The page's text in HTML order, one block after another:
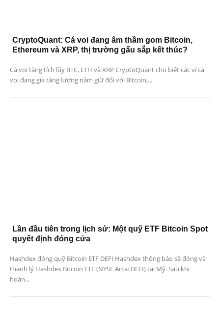
CryptoQuant: Cá voi đang âm thầm gom Bitcoin,
Ethereum và XRP, thị trường gấu sắp kết thúc?
Cá voi tăng tích lũy BTC, ETH và XRP CryptoQuant cho biết các ví cá
voi đang gia tăng lượng nắm giữ đối với Bitcoin,...
Lần đầu tiên trong lịch sử: Một quỹ ETF Bitcoin Spot
quyết định đóng cửa
Hashdex đóng quỹ Bitcoin ETF DEFI Hashdex thông báo sẽ đóng và
thanh lý Hashdex Bitcoin ETF (NYSE Arca: DEFI) tại Mỹ. Sau khi
hoàn...